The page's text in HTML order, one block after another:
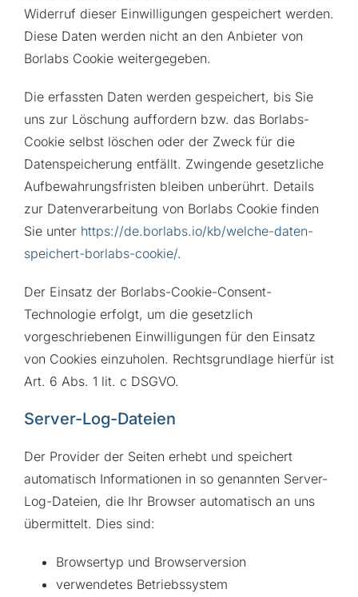
Widerruf dieser Einwilligungen gespeichert werden.
Diese Daten werden nicht an den Anbieter von
Borlabs Cookie weitergegeben.
Die erfassten Daten werden gespeichert, bis Sie
uns zur Löschung auffordern bzw. das Borlabs-
Cookie selbst löschen oder der Zweck für die
Datenspeicherung entfällt. Zwingende gesetzliche
Aufbewahrungsfristen bleiben unberührt. Details
zur Datenverarbeitung von Borlabs Cookie finden
Sie unter https://de.borlabs.io/kb/welche-daten-
speichert-borlabs-cookie/.
Der Einsatz der Borlabs-Cookie-Consent-
Technologie erfolgt, um die gesetzlich
vorgeschriebenen Einwilligungen für den Einsatz
von Cookies einzuholen. Rechtsgrundlage hierfür ist
Art. 6 Abs. 1 lit. c DSGVO.
Server-Log-Dateien
Der Provider der Seiten erhebt und speichert
automatisch Informationen in so genannten Server-
Log-Dateien, die Ihr Browser automatisch an uns
übermittelt. Dies sind:
Browsertyp und Browserversion
verwendetes Betriebssystem